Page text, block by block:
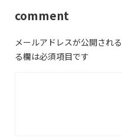
comment
メールアドレスが公開され
る欄は必須項目です